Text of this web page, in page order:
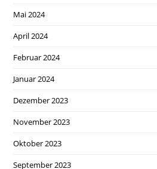
Mai 2024
April 2024
Februar 2024
Januar 2024
Dezember 2023
November 2023
Oktober 2023
September 2023